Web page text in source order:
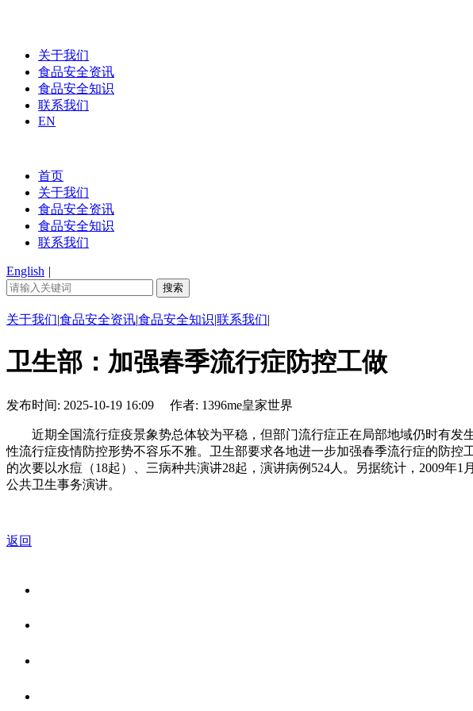
关于我们
食品安全资讯
食品安全知识
联系我们
EN
首页
关于我们
食品安全资讯
食品安全知识
联系我们
English |
关于我们|食品安全资讯|食品安全知识|联系我们|
卫生部：加强春季流行症防控工做
发布时间: 2025-10-19 16:09 作者: 1396me皇家世界
近期全国流行症疫景象势总体较为平稳，但部门流行症正在局部地域仍时有发
性流行症疫情防控形势不容乐不雅。卫生部要求各地进一步加强春季流行症的防
的次要以水痘（18起）、三病种共演讲28起，演讲病例524人。另据统计，2009
公共卫生事务演讲。
返回